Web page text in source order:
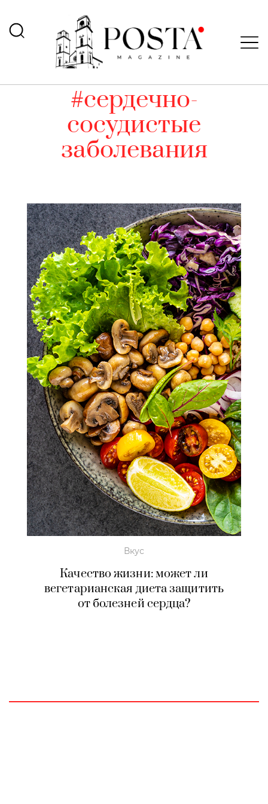
#сердечно-
сосудистые
заболевания
Вкус
Качество жизни: может ли
вегетарианская диета защитить
от болезней сердца?